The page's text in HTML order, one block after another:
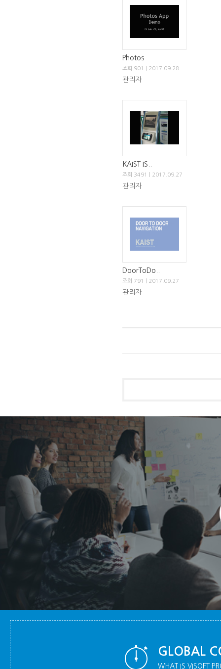
Photos
조회 901 | 2017.09.28
관리자
KAIST IS..
조회 3491 | 2017.09.27
관리자
DoorToDo..
조회 791 | 2017.09.27
관리자
GLOBAL
WHAT IS VISOFT